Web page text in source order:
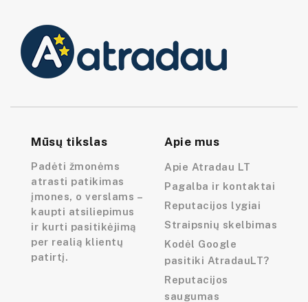
Mūsų tikslas
Padėti žmonėms
atrasti patikimas
įmones, o verslams –
kaupti atsiliepimus
ir kurti pasitikėjimą
per realią klientų
patirtį.
Apie mus
Apie Atradau LT
Pagalba ir kontaktai
Reputacijos lygiai
Straipsnių skelbimas
Kodėl Google
pasitiki AtradauLT?
Reputacijos
saugumas